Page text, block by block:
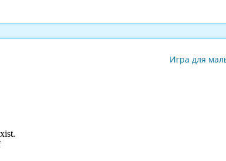
Игра для